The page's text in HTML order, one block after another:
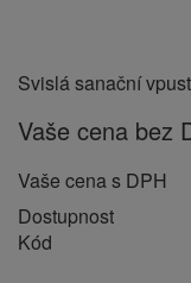
Svislá sanační
Vaše cena bez
Vaše cena s DPH
Dostupnost
Kód